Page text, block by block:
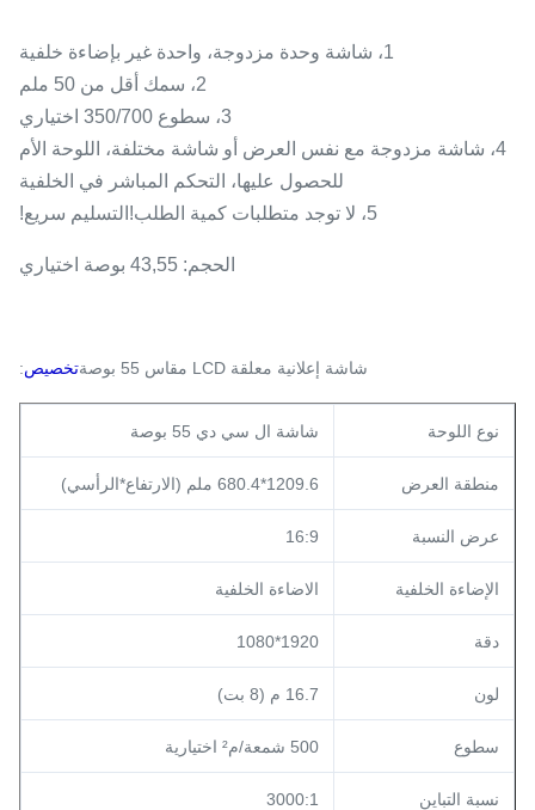
1، شاشة وحدة مزدوجة، واحدة غير بإضاءة خلفية
2، سمك أقل من 50 ملم
3، سطوع 350/700 اختياري
4، شاشة مزدوجة مع نفس العرض أو شاشة مختلفة، اللوحة الأم
للحصول عليها، التحكم المباشر في الخلفية
5، لا توجد متطلبات كمية الطلب!التسليم سريع!
الحجم: 43,55 بوصة اختياري
شاشة إعلانية معلقة LCD مقاس 55 بوصة تخصيص:
نوع اللوحة شاشة ال سي دي 55 بوصة
منطقة العرض 1209.6*680.4 ملم (الارتفاع*الرأسي)
عرض النسبة 16:9
الإضاءة الخلفية الاضاءة الخلفية
دقة 1920*1080
لون 16.7 م (8 بت)
سطوع 500 شمعة/م² اختيارية
نسبة التباين 3000:1